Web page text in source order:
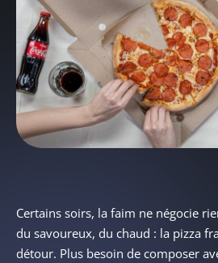
Certains soirs, la faim ne négocie
du savoureux, du chaud : la pizza
détour. Plus besoin de composer